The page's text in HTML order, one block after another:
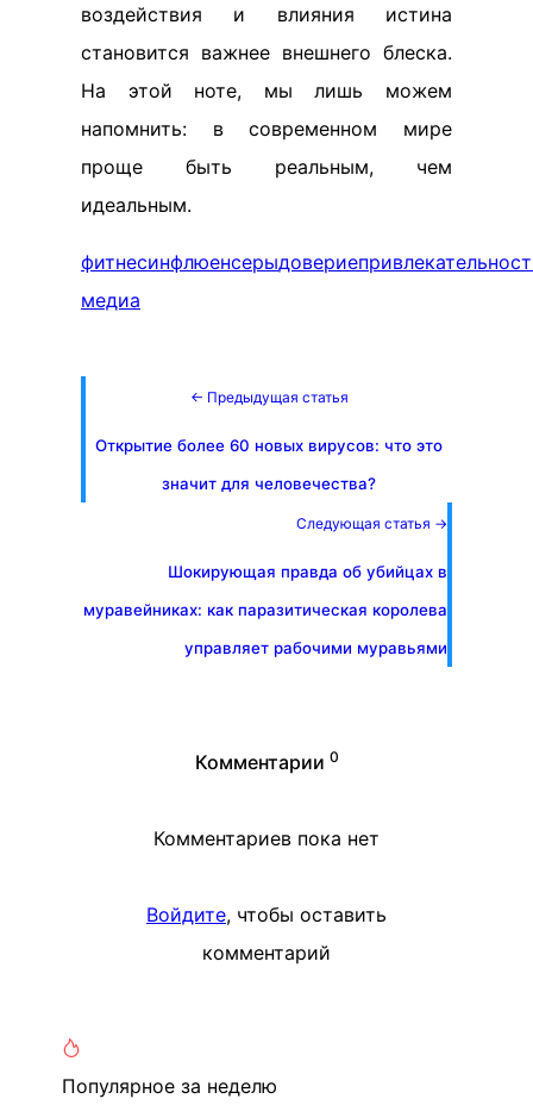
воздействия и влияния истина
становится важнее внешнего блеска.
На этой ноте, мы лишь можем
напомнить: в современном мире
проще быть реальным, чем
идеальным.
фитнесинфлюенсерыдоверие
медиа
← Предыдущая статья
Открытие более 60 новых вирусов: что это
значит для человечества?
Следующая статья →
Шокирующая правда об убийцах в
муравейниках: как паразитическая королева
управляет рабочими муравьями
Комментарии 0
Комментариев пока нет
Войдите, чтобы оставить
комментарий
Популярное за неделю